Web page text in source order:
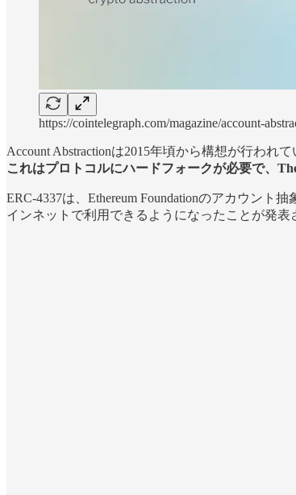
https://cointelegraph.com/magazine/account-
Account Abstractionは2015年頃から構想が行わ
これはプロトコルにハードフォークが必要で、
ERC-4337は、Ethereum Foundationのアカウント
インネットで利用できるようになったことが発表